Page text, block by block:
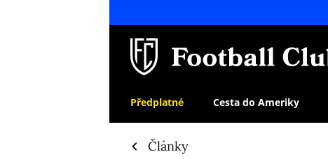
Předplatné Cesta do Ameriky
Články